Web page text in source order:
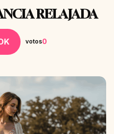
RELAJADA
votos0